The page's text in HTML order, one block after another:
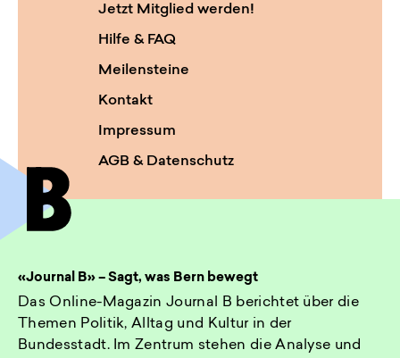
Jetzt Mitglied werden!
Hilfe & FAQ
Meilensteine
Kontakt
Impressum
AGB & Datenschutz
«Journal B» – Sagt, was Bern bewegt
Das Online-Magazin Journal B berichtet über die
Themen Politik, Alltag und Kultur in der
Bundesstadt. Im Zentrum stehen die Analyse und